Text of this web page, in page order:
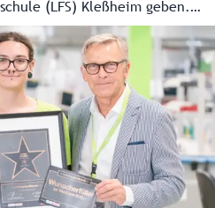
(LFS) Kleßheim geben.
Haushaltsmanagement
Salzburger
in die Lehre zur
Assistenz (PKA).